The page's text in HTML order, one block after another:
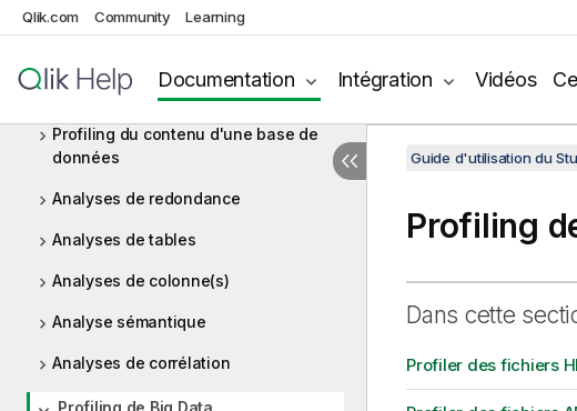
Qlik.com Community Learning
Documentation Intégration Vidéos
Prise en main de Talend Data Quality
Configuration des connexions aux
sources de données
Profiling du contenu d'une base de
données
Analyses de redondance
Analyses de tables
Analyses de colonne(s)
Analyse sémantique
Analyses de corrélation
Profiling de Big Data
Guide d'utilisation du
Profiling
Dans cette
Profiler des fichiers